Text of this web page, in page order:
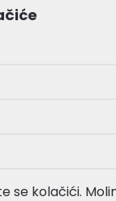
se kolačići.